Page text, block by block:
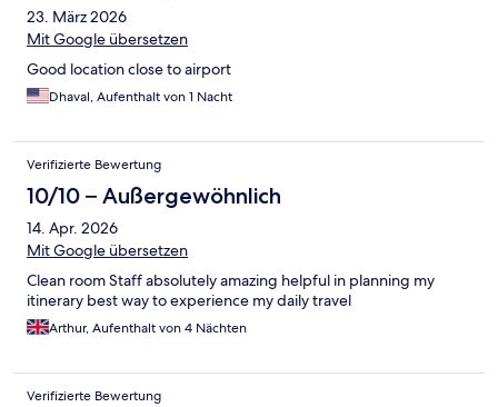
23. März 2026
Mit Google übersetzen
Good location close to airport
Dhaval, Aufenthalt von 1 Nacht
Verifizierte Bewertung
10/10 – Außergewöhnlich
14. Apr. 2026
Mit Google übersetzen
Clean room Staff absolutely amazing helpful in planning my
itinerary best way to experience my daily travel
Arthur, Aufenthalt von 4 Nächten
Verifizierte Bewertung